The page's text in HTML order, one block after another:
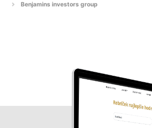
Benjamins investors group